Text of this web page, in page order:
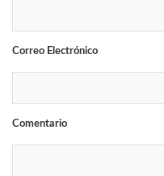
Correo Electrónico
Comentario